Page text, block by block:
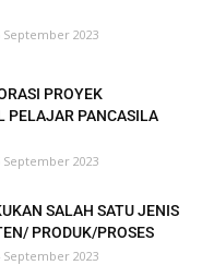
September 2023
PROYEK
PELAJAR PANCASILA
September 2023
SALAH SATU JENIS
PRODUK/PROSES
September 2023